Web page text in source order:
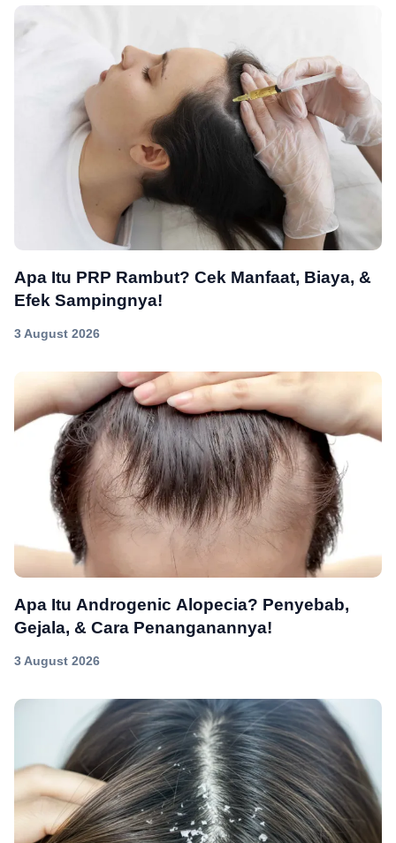
Apa Itu PRP Rambut? Cek Manfaat, Biaya, &
Efek Sampingnya!
3 August 2026
Apa Itu Androgenic Alopecia? Penyebab,
Gejala, & Cara Penanganannya!
3 August 2026